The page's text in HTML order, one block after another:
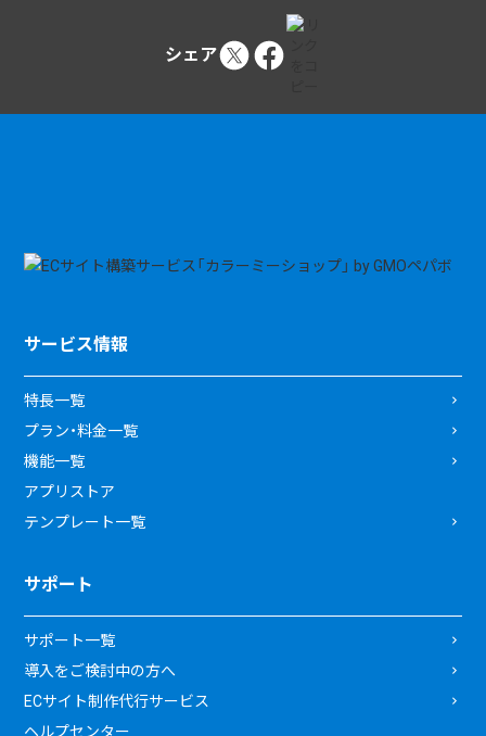
シェア
サービス情報
特長一覧
プラン・料金一覧
機能一覧
アプリストア
テンプレート一覧
サポート
サポート一覧
導入をご検討中の方へ
ECサイト制作代行サービス
ヘルプセンター